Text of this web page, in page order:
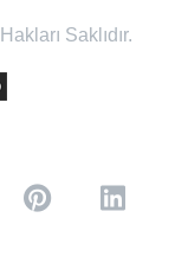
Saklıdır.